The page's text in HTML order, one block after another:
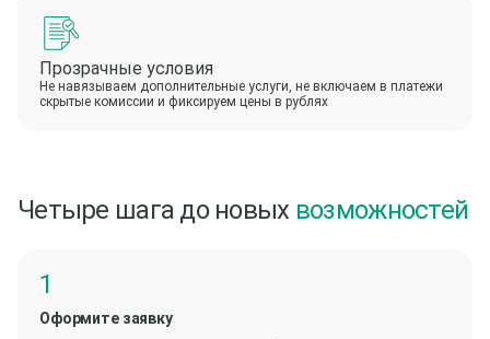
Прозрачные условия
Не навязываем дополнительные услуги, не включаем в платежи
скрытые комиссии и фиксируем цены в рублях
Четыре шага до новых возможностей
Оформите заявку